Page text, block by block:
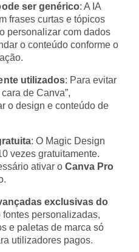
ser genérico: A IA
frases curtas e tópicos
personalizar com dados
o conteúdo conforme o
utilizados: Para evitar
de Canva”,
o design e conteúdo de
: O Magic Design
vezes gratuitamente.
ativar oCanva Pro
exclusivas do
personalizadas,
e paletas de marca só
utilizadores pagos.